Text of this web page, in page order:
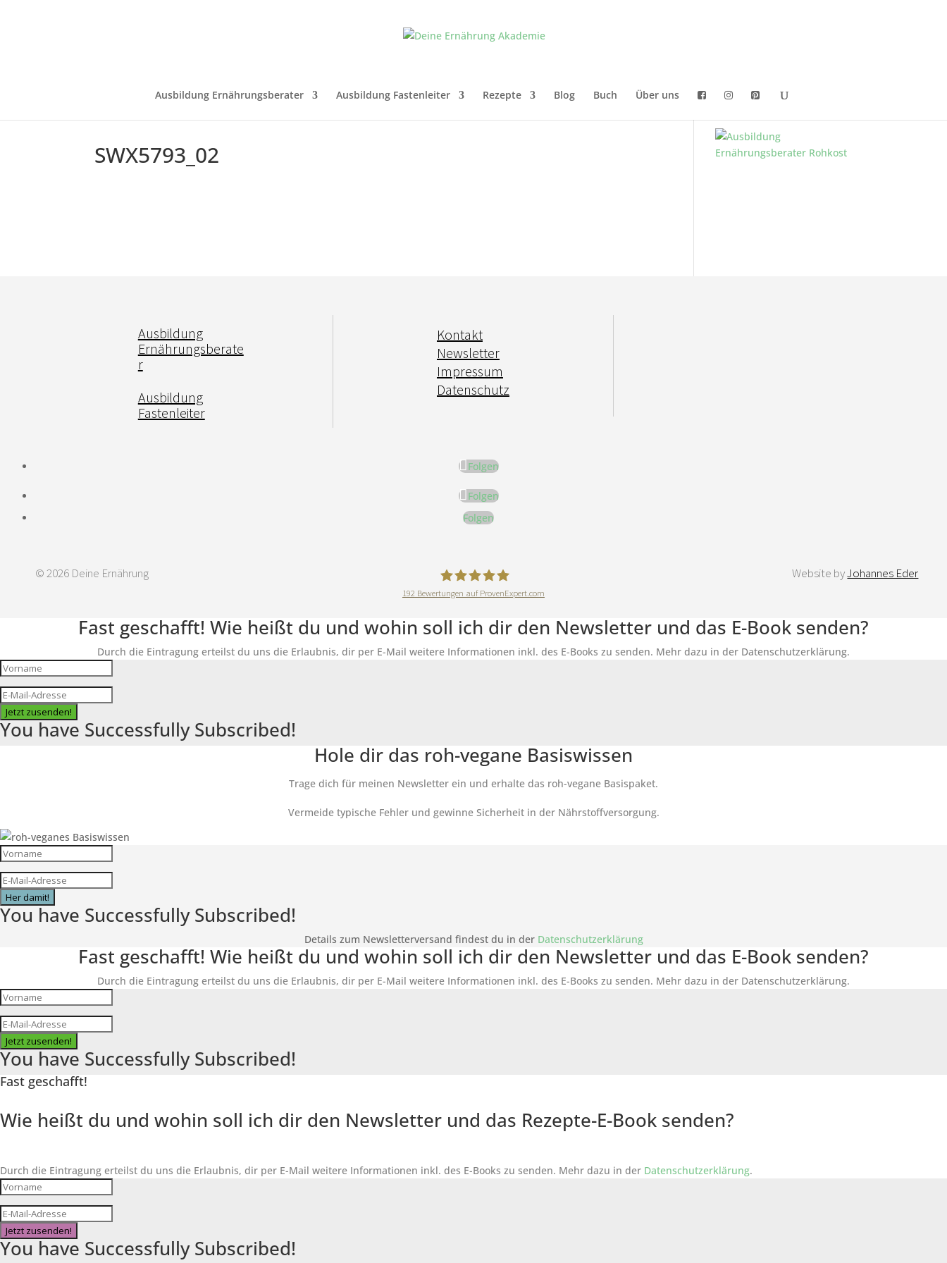
Ausbildung Ernährungsberater Ausbildung Fastenleiter Rezepte Blog Buch Über uns
SWX5793_02
Ausbildung
Ernährungsberate
r
Ausbildung
Fastenleiter
Kontakt
Newsletter
Impressum
Datenschutz
Folgen
Folgen
Folgen
© 2026 Deine Ernährung
DeineErnährungAkademie
192 Bewertungen auf ProvenExpert.com
Website byJohannes Eder
Fast geschafft! Wie heißt du und wohin soll ich dir den Newsletter und das E-Book senden?
Durch die Eintragung erteilst du uns die Erlaubnis, dir per E-Mail weitere Informationen inkl. des E-Books zu senden. Mehr dazu in der Datenschutzerklärung.
Jetzt zusenden!
You have Successfully Subscribed!
Hole dir das roh-vegane Basiswissen
Trage dich für meinen Newsletter ein und erhalte das roh-vegane Basispaket.
Vermeide typische Fehler und gewinne Sicherheit in der Nährstoffversorgung.
Her damit!
You have Successfully Subscribed!
Details zum Newsletterversand findest du in der Datenschutzerklärung
Fast geschafft! Wie heißt du und wohin soll ich dir den Newsletter und das E-Book senden?
Durch die Eintragung erteilst du uns die Erlaubnis, dir per E-Mail weitere Informationen inkl. des E-Books zu senden. Mehr dazu in der Datenschutzerklärung.
Jetzt zusenden!
You have Successfully Subscribed!
Fast geschafft!
Wie heißt du und wohin soll ich dir den Newsletter und das Rezepte-E-Book senden?
Durch die Eintragung erteilst du uns die Erlaubnis, dir per E-Mail weitere Informationen inkl. des E-Books zu senden. Mehr dazu in der Datenschutzerklärung.
Jetzt zusenden!
You have Successfully Subscribed!